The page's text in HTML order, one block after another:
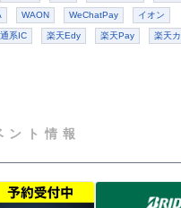
WAON WeChatPay イオン
系IC 楽天Edy 楽天Pay 楽天
ント情報